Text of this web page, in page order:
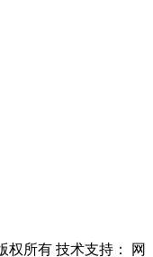
权所有 技术支持： 网